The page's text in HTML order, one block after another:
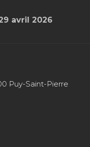
avril 2026
Puy-Saint-Pierre